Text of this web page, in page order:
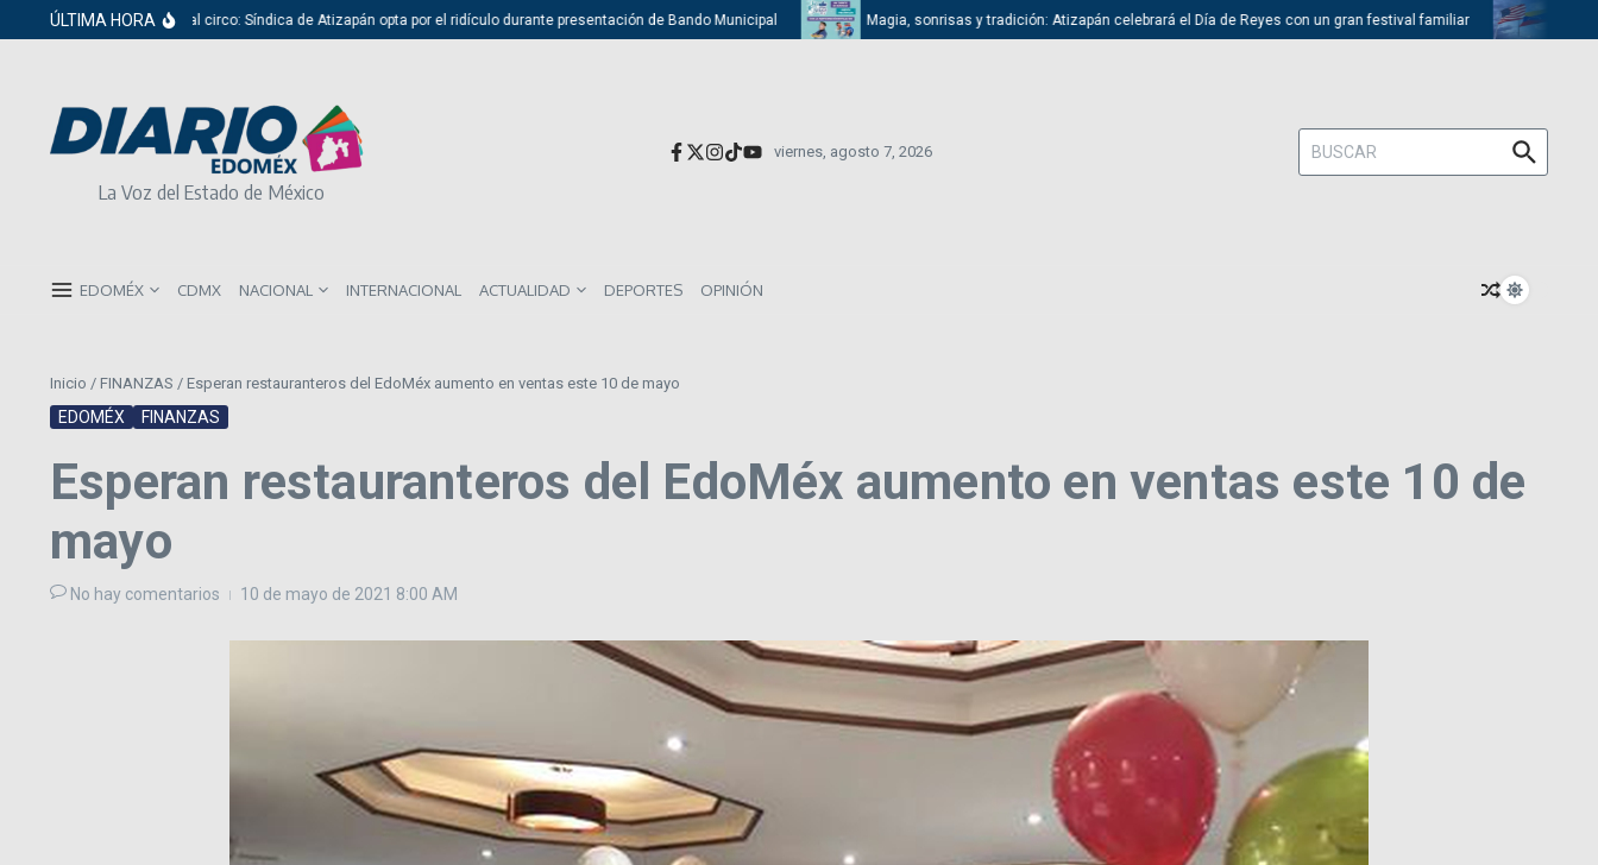
Saltar al contenido
ÚLTIMA HORA
Del cabildo al circo: Síndica de Atizapán opta por el ridículo durante presentación de Bando Municipal Magia, sonrisas y tradición: Atizapán celebrará el Día de Reyes con un gran festival familiar Trump
La Voz del Estado de México
viernes, agosto 7, 2026
Buscar:
EDOMÉX CDMX NACIONAL INTERNACIONAL ACTUALIDAD DEPORTES OPINIÓN
Inicio / FINANZAS / Esperan restauranteros del EdoMéx aumento en ventas este 10 de mayo
EDOMÉX FINANZAS
Esperan restauranteros del EdoMéx aumento en ventas este 10 de
mayo
No hay comentarios 10 de mayo de 2021 8:00 AM